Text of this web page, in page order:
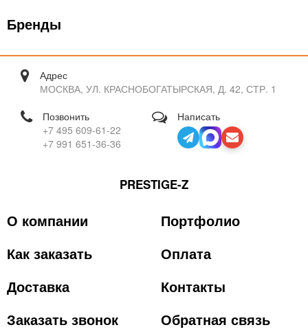
Бренды
Адрес
МОСКВА, УЛ. КРАСНОБОГАТЫРСКАЯ, Д. 42, СТР. 1
Позвонить
+7 495 609-61-22
+7 991 651-36-36
Написать
PRESTIGE-Z
О компании
Портфолио
Как заказать
Оплата
Доставка
Контакты
Заказать звонок
Обратная связь